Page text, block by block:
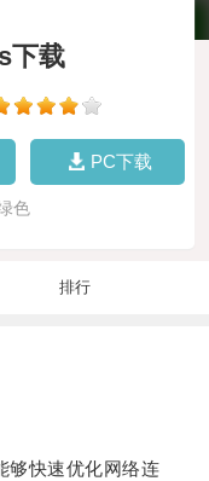
下载
PC下载
色
排行
快速优化网络连